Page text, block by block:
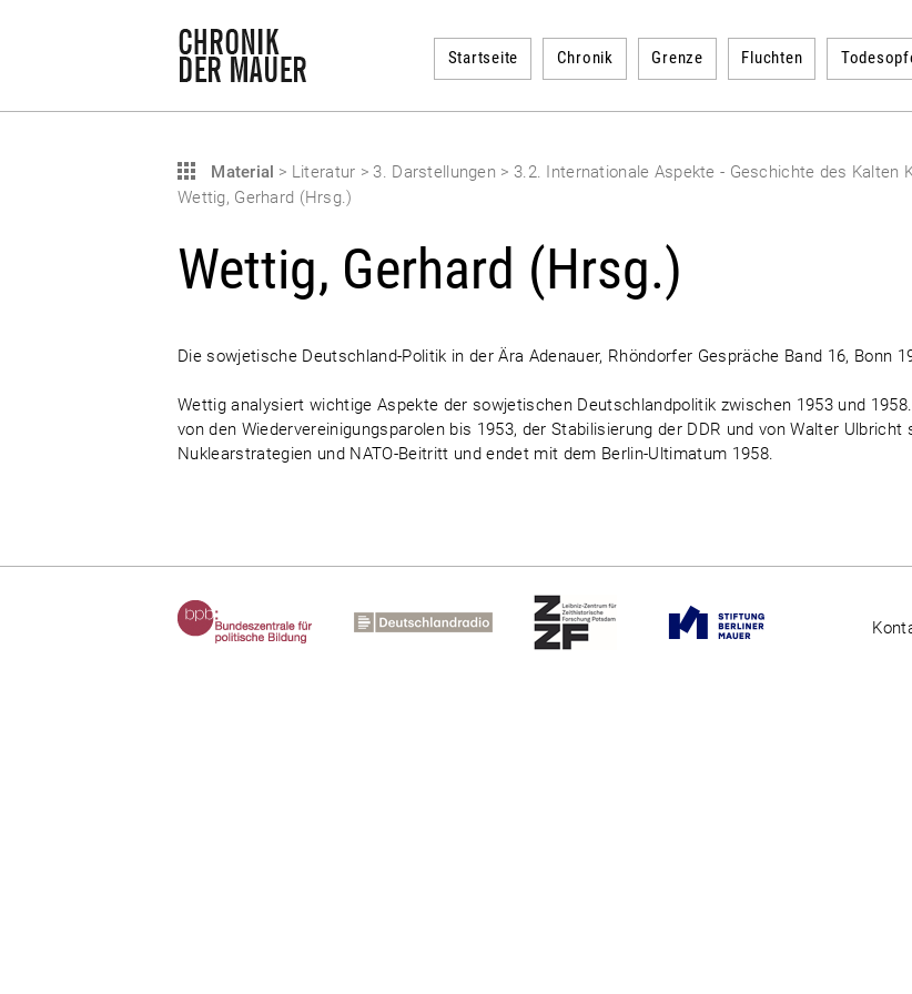
Startseite Chronik Grenze Fluchten
Material > Literatur > 3. Darstellungen > 3.2. Internationale Aspekte - Geschichte des Kalten
Wettig, Gerhard (Hrsg.)
Wettig, Gerhard (Hrsg.)
Die sowjetische Deutschland-Politik in der Ära Adenauer, Rhöndorfer Gespräche Band 16, Bonn
Wettig analysiert wichtige Aspekte der sowjetischen Deutschlandpolitik zwischen 1953 und
von den Wiedervereinigungsparolen bis 1953, der Stabilisierung der DDR und von Walter Ulbricht
Nuklearstrategien und NATO-Beitritt und endet mit dem Berlin-Ultimatum 1958.